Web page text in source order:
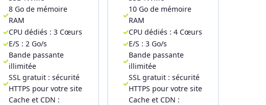
8 Go de mémoire
RAM
CPU dédiés : 3 Cœurs
E/S : 2 Go/s
Bande passante
illimitée
SSL gratuit : sécurité
HTTPS pour votre site
Cache et CDN :
10 Go de mémoire
RAM
CPU dédiés : 4 Cœurs
E/S : 3 Go/s
Bande passante
illimitée
SSL gratuit : sécurité
HTTPS pour votre site
Cache et CDN :